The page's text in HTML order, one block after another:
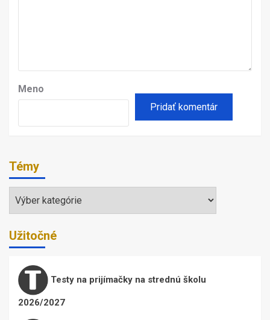
Meno
Témy
Témy
Užitočné
Testy na prijímačky na strednú školu
2026/2027